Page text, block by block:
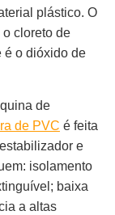
plástico. O
cloreto de
é o dióxido de
de
de PVC é feita
e
isolamento
baixa
a altas